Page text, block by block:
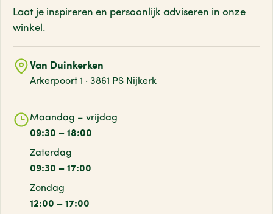
Laat je inspireren en persoonlijk adviseren in onze
winkel.
Van Duinkerken
Arkerpoort 1 · 3861 PS Nijkerk
Maandag – vrijdag
09:30 – 18:00
Zaterdag
09:30 – 17:00
Zondag
12:00 – 17:00